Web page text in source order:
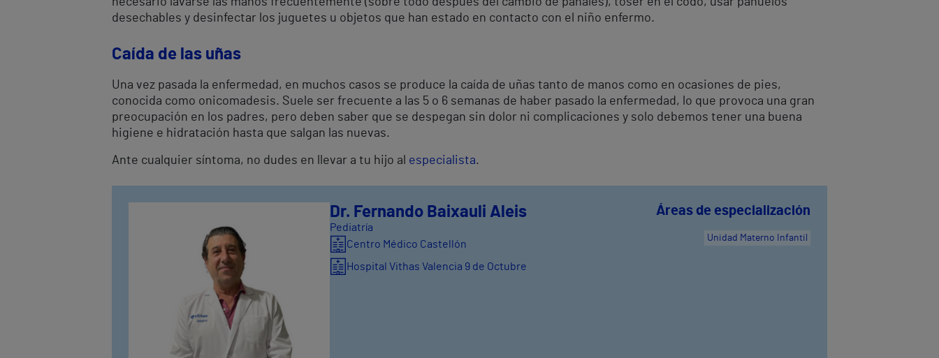
desechables y desinfectar los juguetes u objetos que han estado en contacto con el niño enfermo.
Caída de las uñas
Una vez pasada la enfermedad, en muchos casos se produce la caída de uñas tanto de manos como en ocasiones de pies,
conocida como onicomadesis. Suele ser frecuente a las 5 o 6 semanas de haber pasado la enfermedad, lo que provoca una gran
preocupación en los padres, pero deben saber que se despegan sin dolor ni complicaciones y solo debemos tener una buena
higiene e hidratación hasta que salgan las nuevas.
Ante cualquier síntoma, no dudes en llevar a tu hijo al especialista.
Dr. Fernando Baixauli Aleis
Pediatría
Centro Médico Castellón
Hospital Vithas Valencia 9 de Octubre
Áreas de especialización
Unidad Materno Infantil